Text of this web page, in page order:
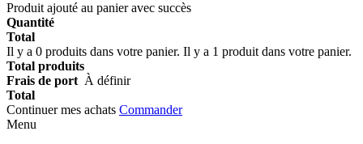
Produit ajouté au panier avec succès
Quantité
Total
Il y a 0 produits dans votre panier. Il y a 1 produit dans votre panier.
Total produits
Frais de port À définir
Total
Continuer mes achats Commander
Menu